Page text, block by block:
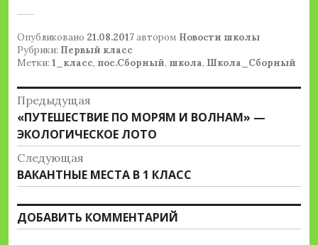
Опубликовано 21.08.2017автором Новости школы
Рубрики: Первый класс
Метки: 1_класс, пос.Сборный, школа, Школа_Сборный
Навигация
по
записям
Предыдущая
Предыдущая
запись:
«ПУТЕШЕСТВИЕ ПО МОРЯМ И ВОЛНАМ» —
ЭКОЛОГИЧЕСКОЕ ЛОТО
Следующая
Следующая
запись:
ВАКАНТНЫЕ МЕСТА В 1 КЛАСС
ДОБАВИТЬ КОММЕНТАРИЙ